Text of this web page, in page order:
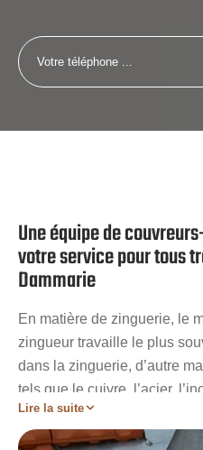
Une équipe de
votre service pour tous
Dammarie
En matière de zinguerie, le
zingueur travaille le plus
dans la zinguerie, d’autre
tels que le cuivre, l’acier,
Chaque élément de
mais l’objectif à atteindre
Lire la suite